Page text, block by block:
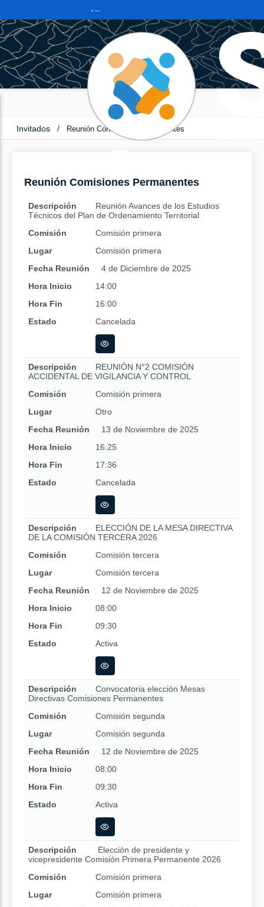
Invitados / Reunión Comisiones Permanentes
Reunión Comisiones Permanentes
Descripción
Reunión Avances de los Estudios
Técnicos del Plan de Ordenamiento Territorial
Comisión
Comisión primera
Lugar
Comisión primera
Fecha Reunión
4 de Diciembre de 2025
Hora Inicio
14:00
Hora Fin
16:00
Estado
Cancelada
Descripción
REUNIÓN N°2 COMISIÓN
ACCIDENTAL DE VIGILANCIA Y CONTROL
Comisión
Comisión primera
Lugar
Otro
Fecha Reunión
13 de Noviembre de 2025
Hora Inicio
16:25
Hora Fin
17:36
Estado
Cancelada
Descripción
ELECCIÓN DE LA MESA DIRECTIVA
DE LA COMISIÓN TERCERA 2026
Comisión
Comisión tercera
Lugar
Comisión tercera
Fecha Reunión
12 de Noviembre de 2025
Hora Inicio
08:00
Hora Fin
09:30
Estado
Activa
Descripción
Convocatoria elección Mesas
Directivas Comisiones Permanentes
Comisión
Comisión segunda
Lugar
Comisión segunda
Fecha Reunión
12 de Noviembre de 2025
Hora Inicio
08:00
Hora Fin
09:30
Estado
Activa
Descripción
Elección de presidente y
vicepresidente Comisión Primera Permanente 2026
Comisión
Comisión primera
Lugar
Comisión primera